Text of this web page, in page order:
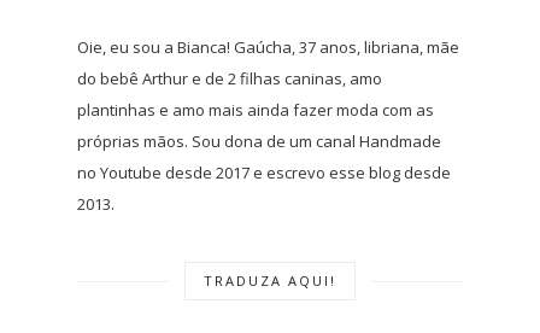
Oie, eu sou a Bianca! Gaúcha, 37 anos, libriana, mãe
do bebê Arthur e de 2 filhas caninas, amo
plantinhas e amo mais ainda fazer moda com as
próprias mãos. Sou dona de um canal Handmade
no Youtube desde 2017 e escrevo esse blog desde
2013.
TRADUZA AQUI!